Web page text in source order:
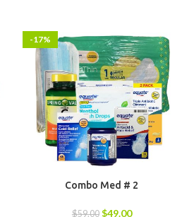
-17%
Combo Med # 2
$59.00 $49.00